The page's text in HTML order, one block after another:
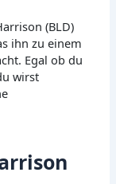
(BLD)
ihn zu einem
Egal ob du
wirst